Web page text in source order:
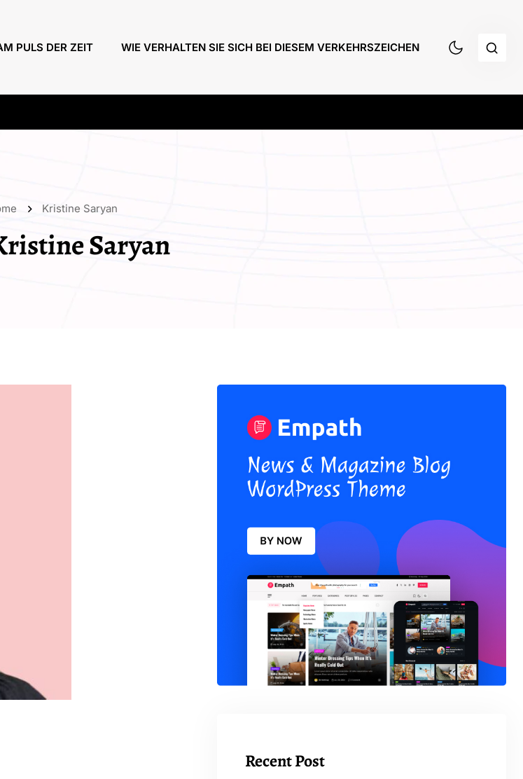
PULS DER ZEIT WIE VERHALTEN SIE SICH BEI DIESEM VERKEHRSZEICHEN
Kristine Saryan
Saryan
Recent Post